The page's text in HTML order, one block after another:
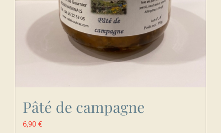
Pâté de campagne
6,90 €